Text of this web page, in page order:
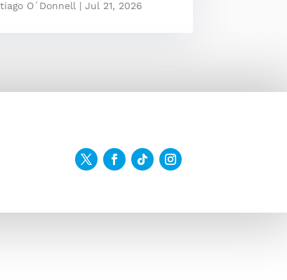
O´Donnell | Jul 21, 2026